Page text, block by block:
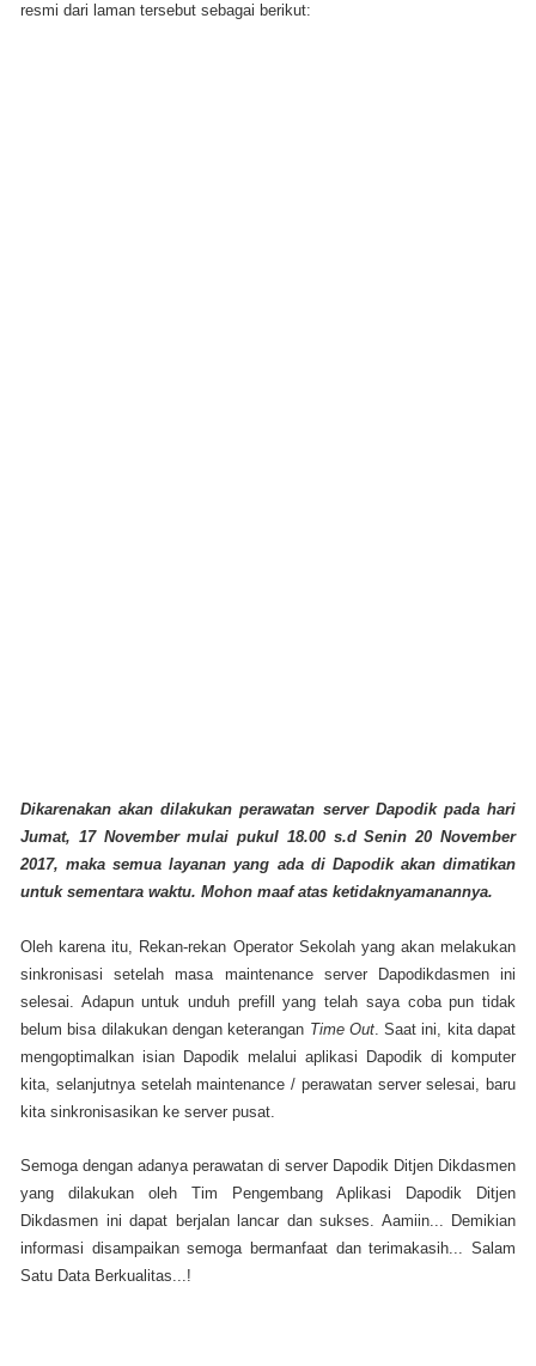
resmi dari laman tersebut sebagai berikut:
Dikarenakan akan dilakukan perawatan server Dapodik pada hari
Jumat, 17 November mulai pukul 18.00 s.d Senin 20 November
2017, maka semua layanan yang ada di Dapodik akan dimatikan
untuk sementara waktu. Mohon maaf atas ketidaknyamanannya.
Oleh karena itu, Rekan-rekan Operator Sekolah yang akan melakukan
sinkronisasi setelah masa maintenance server Dapodikdasmen ini
selesai. Adapun untuk unduh prefill yang telah saya coba pun tidak
belum bisa dilakukan dengan keterangan Time Out. Saat ini, kita dapat
mengoptimalkan isian Dapodik melalui aplikasi Dapodik di komputer
kita, selanjutnya setelah maintenance / perawatan server selesai, baru
kita sinkronisasikan ke server pusat.
Semoga dengan adanya perawatan di server Dapodik Ditjen Dikdasmen
yang dilakukan oleh Tim Pengembang Aplikasi Dapodik Ditjen
Dikdasmen ini dapat berjalan lancar dan sukses. Aamiin... Demikian
informasi disampaikan semoga bermanfaat dan terimakasih... Salam
Satu Data Berkualitas...!